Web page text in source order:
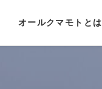
オールクマモトとは